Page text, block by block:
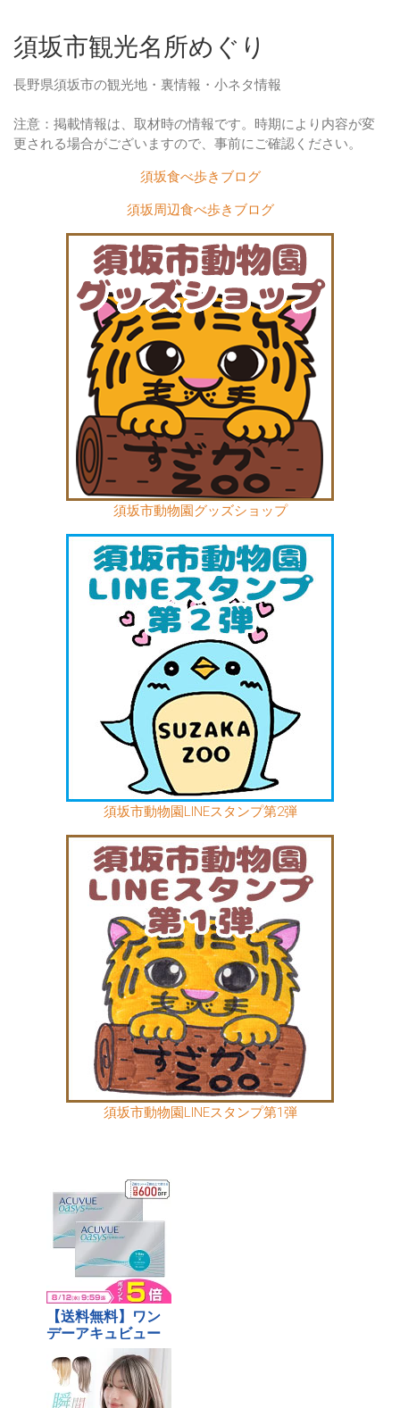
須坂市観光名所めぐり
長野県須坂市の観光地・裏情報・小ネタ情報
注意：掲載情報は、取材時の情報です。時期により内容が変
更される場合がございますので、事前にご確認ください。
須坂食べ歩きブログ
須坂周辺食べ歩きブログ
須坂市動物園グッズショップ
須坂市動物園LINEスタンプ第2弾
須坂市動物園LINEスタンプ第1弾